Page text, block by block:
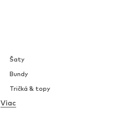
Šaty
Bundy
Tričká & topy
Bielizeň
Viac